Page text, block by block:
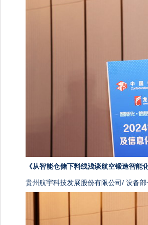
《从智能仓储下料线浅谈航空锻造智能化
贵州航宇科技发展股份有限公司/ 设备部